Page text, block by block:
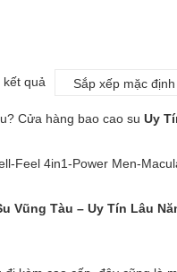
kết quả
Cửa hàng bao cao su Uy
Feel 4in1-Power Men-
Vũng Tàu – Uy Tín Lâu